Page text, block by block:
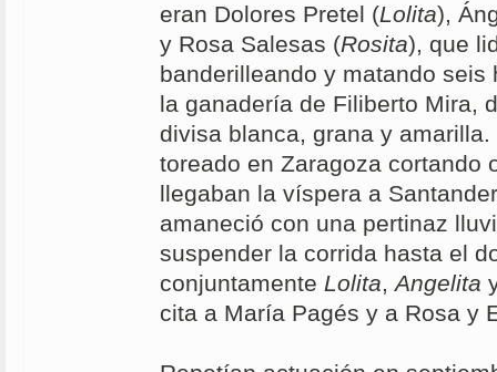
eran Dolores Pretel (Lolita),
y Rosa Salesas (Rosita), que
banderilleando y matando seis
la ganadería de Filiberto Mira,
divisa blanca, grana y
toreado en Zaragoza cortando
llegaban la víspera a
amaneció con una pertinaz
suspender la corrida hasta el
conjuntamente Lolita,Angelita
cita a María Pagés y a Rosa y